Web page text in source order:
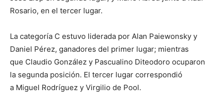
Rosario, en el tercer lugar.
La categoría C estuvo liderada por Alan Paiewonsky y
Daniel Pérez, ganadores del primer lugar; mientras
que Claudio González y Pascualino Diteodoro ocuparon
la segunda posición. El tercer lugar correspondió
a Miguel Rodríguez y Virgilio de Pool.